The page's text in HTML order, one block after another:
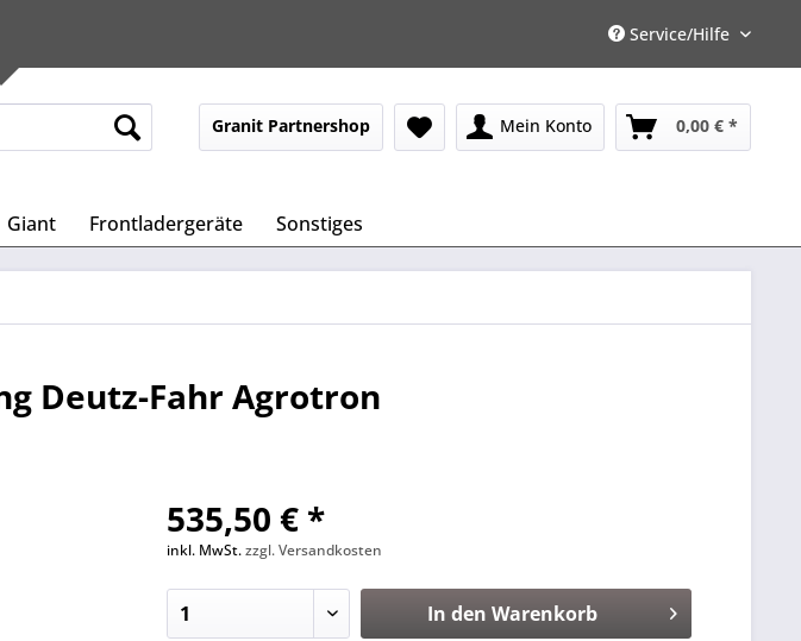
Service/Hilfe
Granit Partnershop Mein Konto 0,00 € *
Giant Frontladergeräte Sonstiges
Deutz-Fahr Agrotron
535,50 € *
inkl. MwSt.zzgl. Versandkosten
In den Warenkorb